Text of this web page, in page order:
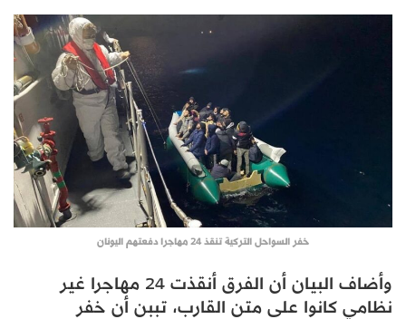
خفر السواحل التركية تنقذ 24 مهاجرا دفعتهم اليونان
وأضاف البيان أن الفرق أنقذت 24 مهاجرا غير
نظامي كانوا على متن القارب، تببن أن خفر